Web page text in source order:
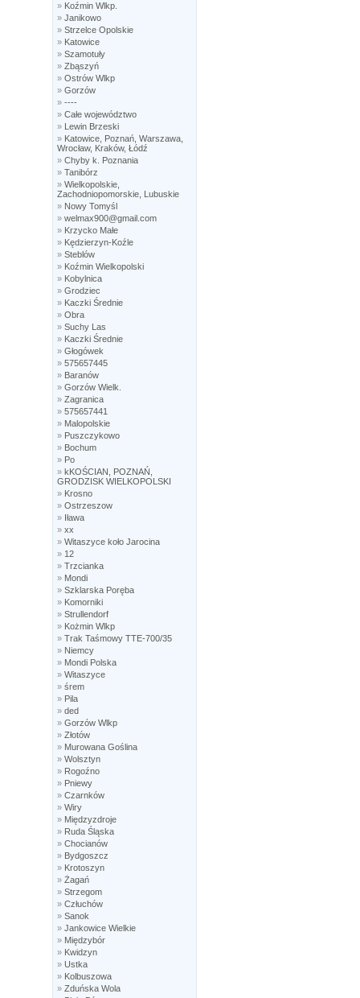
» Koźmin Wlkp.
» Janikowo
» Strzelce Opolskie
» Katowice
» Szamotuły
» Zbąszyń
» Ostrów Wlkp
» Gorzów
» ----
» Całe województwo
» Lewin Brzeski
» Katowice, Poznań, Warszawa,
Wrocław, Kraków, Łódź
» Chyby k. Poznania
» Tanibórz
» Wielkopolskie,
Zachodniopomorskie, Lubuskie
» Nowy Tomyśl
» welmax900@gmail.com
» Krzycko Małe
» Kędzierzyn-Koźle
» Steblów
» Koźmin Wielkopolski
» Kobylnica
» Grodziec
» Kaczki Średnie
» Obra
» Suchy Las
» Kaczki Średnie
» Głogówek
» 575657445
» Baranów
» Gorzów Wielk.
» Zagranica
» 575657441
» Malopolskie
» Puszczykowo
» Bochum
» Po
» kKOŚCIAN, POZNAŃ,
GRODZISK WIELKOPOLSKI
» Krosno
» Ostrzeszow
» Iława
» xx
» Witaszyce koło Jarocina
» 12
» Trzcianka
» Mondi
» Szklarska Poręba
» Komorniki
» Strullendorf
» Kożmin Wlkp
» Trak Taśmowy TTE-700/35
» Niemcy
» Mondi Polska
» Witaszyce
» śrem
» Pila
» ded
» Gorzów Wlkp
» Złotów
» Murowana Goślina
» Wolsztyn
» Rogoźno
» Pniewy
» Czarnków
» Wiry
» Międzyzdroje
» Ruda Śląska
» Chocianów
» Bydgoszcz
» Krotoszyn
» Żagań
» Strzegom
» Człuchów
» Sanok
» Jankowice Wielkie
» Międzybór
» Kwidzyn
» Ustka
» Kolbuszowa
» Zduńska Wola